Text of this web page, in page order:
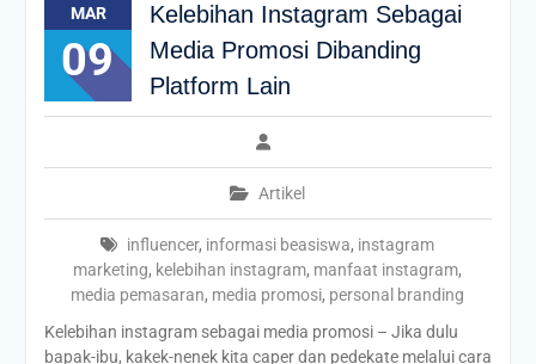
MAR
09
Kelebihan Instagram Sebagai
Media Promosi Dibanding
Platform Lain
Artikel
influencer, informasi beasiswa, instagram
marketing, kelebihan instagram, manfaat instagram,
media pemasaran, media promosi, personal branding
Kelebihan instagram sebagai media promosi – Jika dulu
bapak-ibu, kakek-nenek kita caper dan pedekate melalui cara